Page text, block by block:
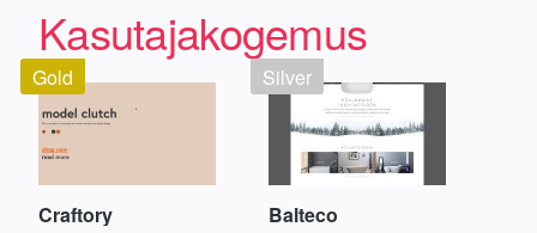
Kasutajakogemus
Craftory
Gold
Balteco
Silver